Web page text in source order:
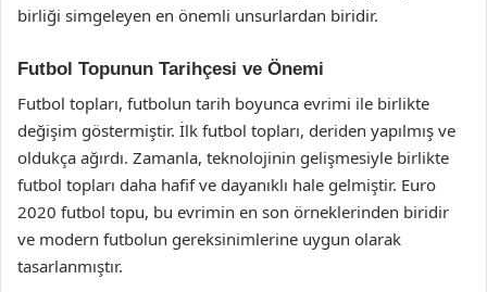
birliği simgeleyen en önemli unsurlardan biridir.
Futbol Topunun Tarihçesi ve Önemi
Futbol topları, futbolun tarih boyunca evrimi ile birlikte
değişim göstermiştir. İlk futbol topları, deriden yapılmış ve
oldukça ağırdı. Zamanla, teknolojinin gelişmesiyle birlikte
futbol topları daha hafif ve dayanıklı hale gelmiştir. Euro
2020 futbol topu, bu evrimin en son örneklerinden biridir
ve modern futbolun gereksinimlerine uygun olarak
tasarlanmıştır.